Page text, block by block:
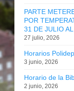
PARTE
POR
31 DE JULIO
27 julio, 2026
Horarios
3 junio, 2026
Horario de la
2 junio, 2026